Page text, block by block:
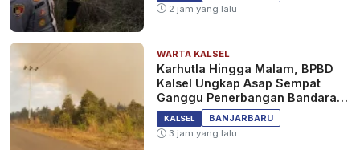
2 jam yang lalu
WARTA KALSEL
Karhutla Hingga Malam, BPBD
Kalsel Ungkap Asap Sempat
Ganggu Penerbangan Bandara
Syamsudin Noor
KALSEL
BANJARBARU
3 jam yang lalu